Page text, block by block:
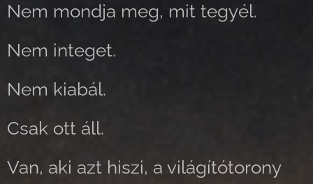
Nem mondja meg, mit tegyél.
Nem integet.
Nem kiabál.
Csak ott áll.
Van, aki azt hiszi, a világítótorony